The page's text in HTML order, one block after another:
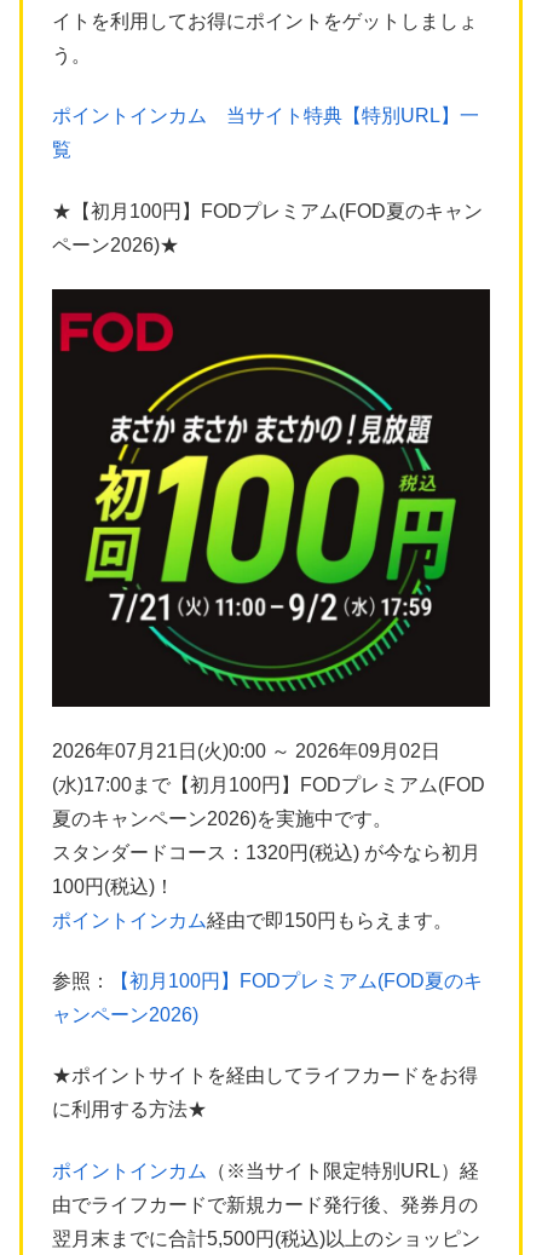
イトを利用してお得にポイントをゲットしましょ
う。
ポイントインカム 当サイト特典【特別URL】一
覧
★【初月100円】FODプレミアム(FOD夏のキャン
ペーン2026)★
2026年07月21日(火)0:00 ～ 2026年09月02日
(水)17:00まで【初月100円】FODプレミアム(FOD
夏のキャンペーン2026)を実施中です。
スタンダードコース：1320円(税込) が今なら初月
100円(税込)！
ポイントインカム経由で即150円もらえます。
参照：
【初月100円】FODプレミアム(FOD夏のキ
ャンペーン2026)
★ポイントサイトを経由してライフカードをお得
に利用する方法★
ポイントインカム
（※当サイト限定特別URL）経
由でライフカードで新規カード発行後、発券月の
翌月末までに合計5,500円(税込)以上のショッピン